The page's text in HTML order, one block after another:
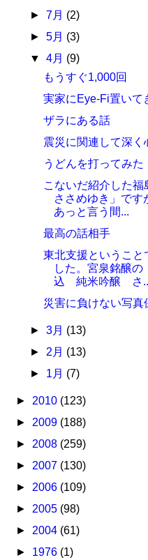
► 7月 (2)
► 5月 (3)
▼ 4月 (9)
もうすぐ1,000回
実家にEye-Fi置いて
ザラにある話
震災に関連して深
うどんを打ってみた
こないだ紹介した福
ささめゆき」です
あっと言う間...
最高の話相手
東北支援ということ
した。宮泉銘醸
込 純米吟醸 さ
災害に負けない写真
► 3月 (13)
► 2月 (13)
► 1月 (7)
► 2010 (123)
► 2009 (188)
► 2008 (259)
► 2007 (130)
► 2006 (109)
► 2005 (98)
► 2004 (61)
► 1976 (1)